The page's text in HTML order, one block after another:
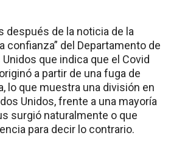
después de la noticia de la
confianza” del Departamento de
que indica que el Covid
a partir de una fuga de
lo que muestra una división en
Unidos, frente a una mayoría
surgió naturalmente o que
para decir lo contrario.